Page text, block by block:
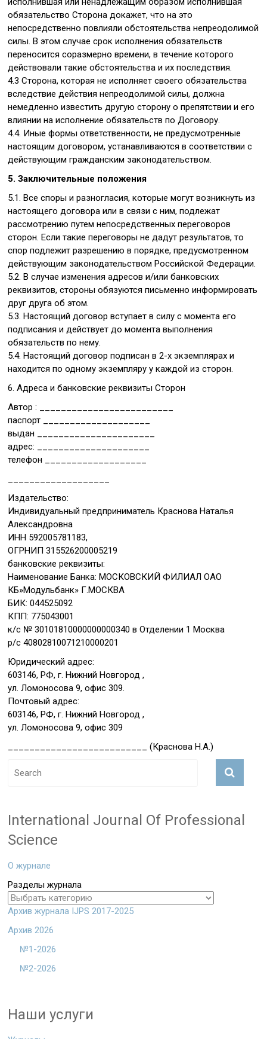
обязательство Сторона докажет, что на это
непосредственно повлияли обстоятельства непреодолимой
силы. В этом случае срок исполнения обязательств
переносится соразмерно времени, в течение которого
действовали такие обстоятельства и их последствия.
4.3 Сторона, которая не исполняет своего обязательства
вследствие действия непреодолимой силы, должна
немедленно известить другую сторону о препятствии и его
влиянии на исполнение обязательств по Договору.
4.4. Иные формы ответственности, не предусмотренные
настоящим договором, устанавливаются в соответствии с
действующим гражданским законодательством.
5. Заключительные положения
5.1. Все споры и разногласия, которые могут возникнуть из
настоящего договора или в связи с ним, подлежат
рассмотрению путем непосредственных переговоров
сторон. Если такие переговоры не дадут результатов, то
спор подлежит разрешению в порядке, предусмотренном
действующим законодательством Российской Федерации.
5.2. В случае изменения адресов и/или банковских
реквизитов, стороны обязуются письменно информировать
друг друга об этом.
5.3. Настоящий договор вступает в силу с момента его
подписания и действует до момента выполнения
обязательств по нему.
5.4. Настоящий договор подписан в 2-х экземплярах и
находится по одному экземпляру у каждой из сторон.
6. Адреса и банковские реквизиты Сторон
Автор : _________________________
паспорт ____________________
выдан ______________________
адрес: _____________________
телефон ___________________
Издательство:
Индивидуальный предприниматель Краснова Наталья
Александровна
ИНН 592005781183,
ОГРНИП 315526200005219
банковские реквизиты:
Наименование Банка: МОСКОВСКИЙ ФИЛИАЛ ОАО
КБ»Модульбанк» Г.МОСКВА
БИК: 044525092
КПП: 775043001
к/с № 30101810000000000340 в Отделении 1 Москва
р/с 40802810071210000201
Юридический адрес:
603146, РФ, г. Нижний Новгород ,
ул. Ломоносова 9, офис 309.
Почтовый адрес:
603146, РФ, г. Нижний Новгород ,
ул. Ломоносова 9, офис 309
__________________________ (Краснова Н.А.)
International Journal Of Professional
Science
О журнале
Разделы журнала
Архив журнала IJPS 2017-2025
Архив 2026
№1-2026
№2-2026
Наши услуги